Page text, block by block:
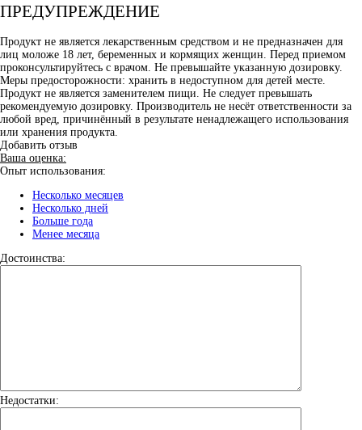
ПРЕДУПРЕЖДЕНИЕ
Продукт не является лекарственным средством и не предназначен для
лиц моложе 18 лет, беременных и кормящих женщин. Перед приемом
проконсультируйтесь с врачом. Не превышайте указанную дозировку.
Меры предосторожности: хранить в недоступном для детей месте.
Продукт не является заменителем пищи. Не следует превышать
рекомендуемую дозировку. Производитель не несёт ответственности за
любой вред, причинённый в результате ненадлежащего использования
или хранения продукта.
Добавить отзыв
Ваша оценка:
Опыт использования:
Несколько месяцев
Несколько дней
Больше года
Менее месяца
Достоинства:
Недостатки: